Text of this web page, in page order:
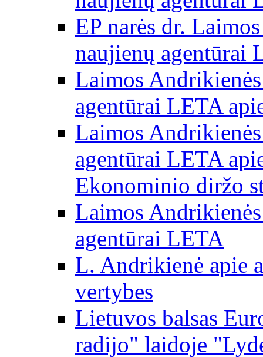
EP narės dr.
naujienų agentūrai
Laimos
agentūrai LETA
Laimos
agentūrai LETA
Ekonominio diržo
Laimos
agentūrai LETA
L. Andrikienė apie
vertybes
Lietuvos balsas
radijo" laidoje